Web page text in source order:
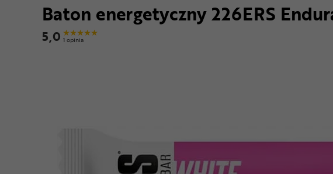
Mapa strony
Baton energetyczny 226ERS
5,0 1 opinia